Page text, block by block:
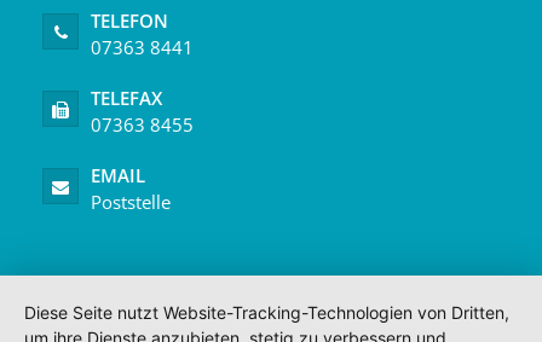
TELEFON
07363 8441
TELEFAX
07363 8455
EMAIL
Poststelle
Diese Seite nutzt Website-Tracking-Technologien von Dritten,
um ihre Dienste anzubieten, stetig zu verbessern und